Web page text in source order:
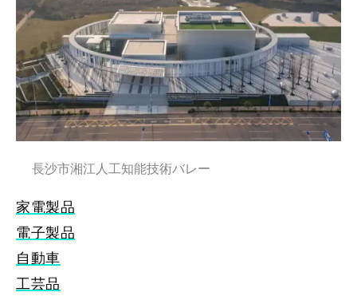
家電製品
電子製品
自動車
工芸品
長沙市湘江人工知能技術バレー